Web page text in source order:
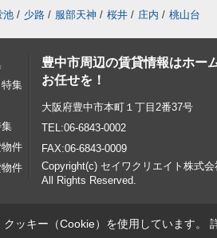
池 / 少路 / 服部天神 / 桜井 / 庄内 / 桃山台
集
件
件
豊中市周辺の賃貸情報はホー
お任せを！
大阪府豊中市本町１丁目2番37号
TEL:06-6843-0002
FAX:06-6843-0009
Copyright(c) セイワクリエイト株式会
All Rights Reserved.
ッキー（Cookie）を使用しています。